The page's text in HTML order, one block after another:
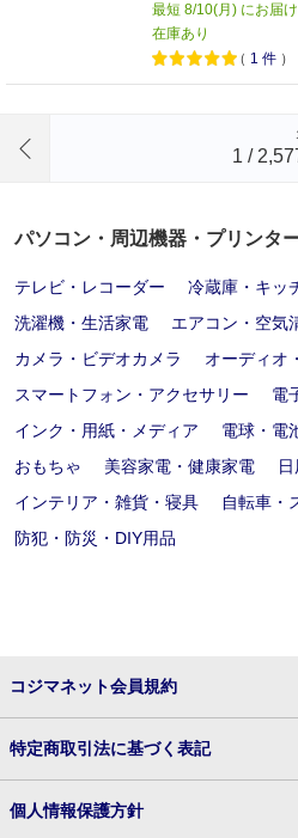
最短 8/10(月) にお届け
在庫あり
（ 1 件 ）
1 /
パソコン・周辺機器・プリンタ
テレビ・レコーダー
冷蔵庫・キッ
洗濯機・生活家電
エアコン・空気
カメラ・ビデオカメラ
オーディオ
スマートフォン・アクセサリー
電
インク・用紙・メディア
電球・電
おもちゃ
美容家電・健康家電
インテリア・雑貨・寝具
自転車・
防犯・防災・DIY用品
コジマネット会員規約
特定商取引法に基づく表記
個人情報保護方針